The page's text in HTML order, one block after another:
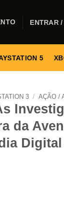
ENTRAR
5
3 / AÇÃO /
da
Digital